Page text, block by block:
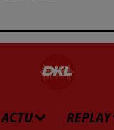
ACTU REPLAY